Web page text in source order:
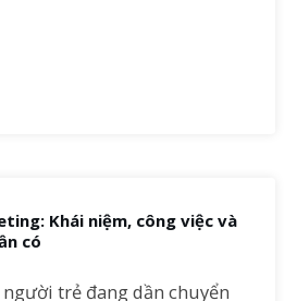
Khái niệm, công việc và
có
trẻ đang dần chuyển